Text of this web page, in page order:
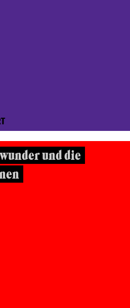
und die